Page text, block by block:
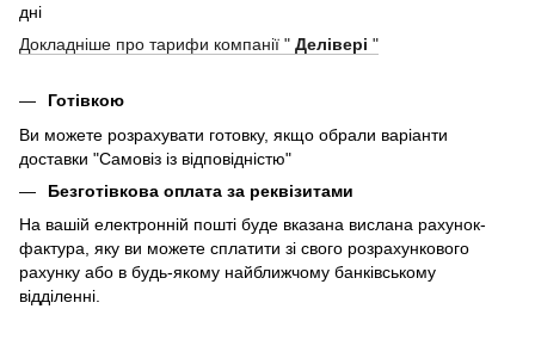
дні
Докладніше про тарифи компанії " Делівері "
Готівкою
Ви можете розрахувати готовку, якщо обрали варіанти
доставки "Самовіз із відповідністю"
Безготівкова оплата за реквізитами
На вашій електронній пошті буде вказана вислана рахунок-
фактура, яку ви можете сплатити зі свого розрахункового
рахунку або в будь-якому найближчому банківському
відділенні.